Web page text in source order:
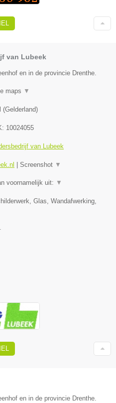
van Lubeek
en in de provincie Drenthe.
maps ▼
(Gelderland)
10024055
van Lubeek
| Screenshot ▼
voornamelijk uit: ▼
Glas, Wandafwerking,
en in de provincie Drenthe.